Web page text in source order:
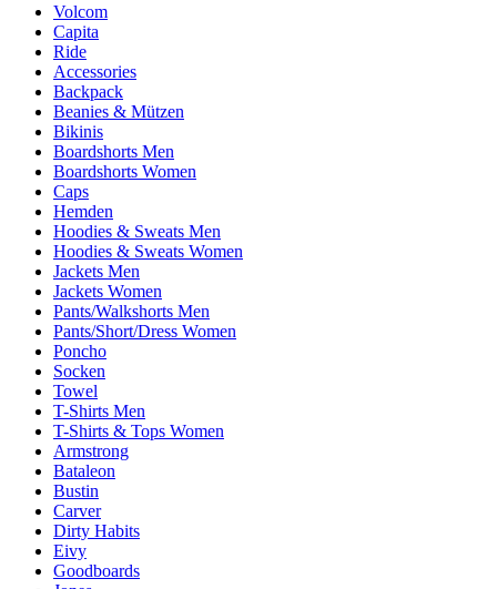
Volcom
Capita
Ride
Accessories
Backpack
Beanies & Mützen
Bikinis
Boardshorts Men
Boardshorts Women
Caps
Hemden
Hoodies & Sweats Men
Hoodies & Sweats Women
Jackets Men
Jackets Women
Pants/Walkshorts Men
Pants/Short/Dress Women
Poncho
Socken
Towel
T-Shirts Men
T-Shirts & Tops Women
Armstrong
Bataleon
Bustin
Carver
Dirty Habits
Eivy
Goodboards